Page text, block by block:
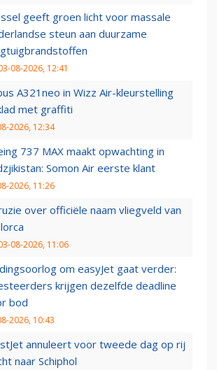
geeft groen licht voor massale
steun aan duurzame
08-2026, 12:41
A321neo in Wizz Air-kleurstelling
met graffiti
2026, 12:34
737 MAX maakt opwachting in
Somon Air eerste klant
2026, 11:26
over officiële naam vliegveld van
08-2026, 11:06
om easyJet gaat verder:
krijgen dezelfde deadline
bod
2026, 10:43
annuleert voor tweede dag op rij
naar Schiphol